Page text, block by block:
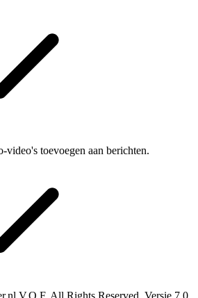
video's toevoegen aan berichten.
V.O.F. All Rights Reserved. Versie 7.0